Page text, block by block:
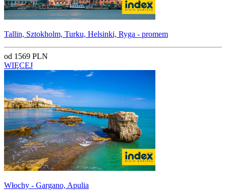
Tallin, Sztokholm, Turku, Helsinki, Ryga - promem
od 1569 PLN
WIĘCEJ
Włochy - Gargano, Apulia